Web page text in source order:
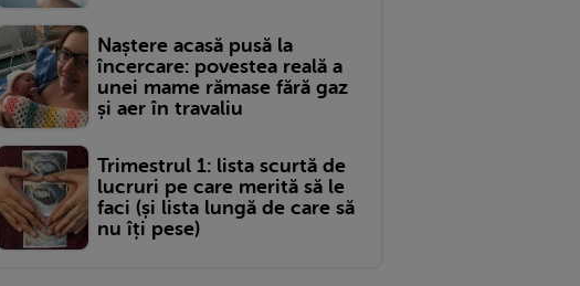
Naștere acasă pusă la
încercare: povestea reală a
unei mame rămase fără gaz
și aer în travaliu
Trimestrul 1: lista scurtă de
lucruri pe care merită să le
faci (și lista lungă de care să
nu îți pese)